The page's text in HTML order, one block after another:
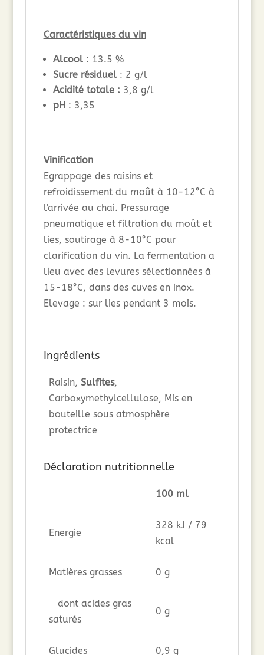
Caractéristiques du vin
Alcool: 13.5 %
Sucre résiduel: 2 g/l
Acidité totale : 3,8 g/l
pH: 3,35
Vinification
Egrappage des raisins et
refroidissement du moût à 10-12°C à
l'arrivée au chai. Pressurage
pneumatique et filtration du moût et
lies, soutirage à 8-10°C pour
clarification du vin. La fermentation a
lieu avec des levures sélectionnées à
15-18°C, dans des cuves en inox.
Elevage : sur lies pendant 3 mois.
Ingrédients
Raisin, Sulfites,
Carboxymethylcellulose, Mis en
bouteille sous atmosphère
protectrice
Déclaration nutritionnelle
100 ml
Energie
328 kJ / 79
kcal
Matières grasses 0 g
dont acides gras
saturés
0 g
Glucides 0,9 g